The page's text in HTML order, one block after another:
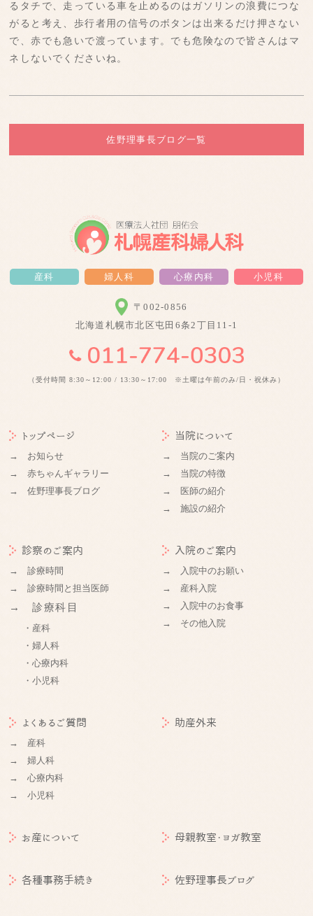
るタチで、走っている車を止めるのはガソリンの浪費につな
がると考え、歩行者用の信号のボタンは出来るだけ押さない
で、赤でも急いで渡っています。でも危険なので皆さんはマ
ネしないでくださいね。
佐野理事長ブログ一覧
産科 婦人科 心療内科 小児科
〒002-0856
北海道札幌市北区屯田6条2丁目11-1
（受付時間 8:30～12:00 / 13:30～17:00 ※土曜は午前のみ/日・祝休み）
トップページ
→ お知らせ
→ 赤ちゃんギャラリー
→ 佐野理事長ブログ
当院について
→ 当院のご案内
→ 当院の特徴
→ 医師の紹介
→ 施設の紹介
診察のご案内
→ 診療時間
→ 診療時間と担当医師
→ 診療科目
・産科
・婦人科
・心療内科
・小児科
入院のご案内
→ 入院中のお願い
→ 産科入院
→ 入院中のお食事
→ その他入院
よくあるご質問
→ 産科
→ 婦人科
→ 心療内科
→ 小児科
助産外来
お産について 母親教室・ヨガ教室
各種事務手続き 佐野理事長ブログ